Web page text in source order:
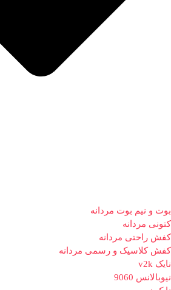
بوت و نیم بوت مردانه
کتونی مردانه
کفش راحتی مردانه
کفش کلاسیک و رسمی مردانه
نایک v2k
نیوبالانس 9060